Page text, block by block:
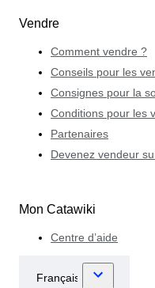
Vendre
Comment vendre ?
Conseils pour les
Consignes pour la
Conditions pour les
Partenaires
Devenez vendeur
Mon Catawiki
Centre d’aide